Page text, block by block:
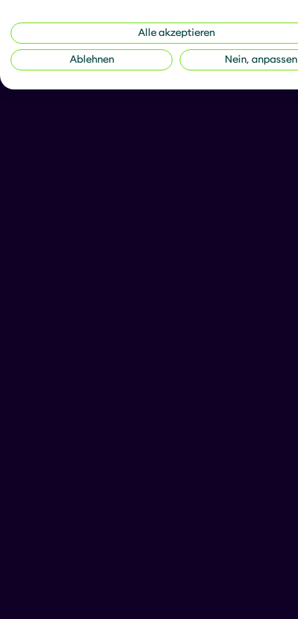
Alle akzeptieren
Ablehnen Nein, anpassen